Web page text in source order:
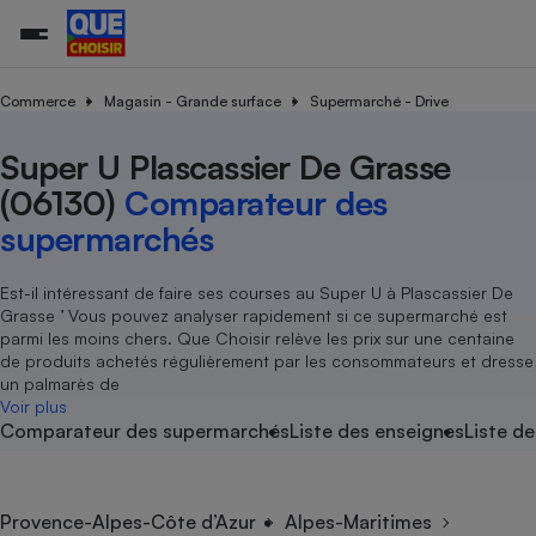
Commerce Magasin - Grande surface Supermarché - Drive
Super U Plascassier De Grasse
(06130) Comparateur des
supermarchés
Est-il intéressant de faire ses courses au Super U à Plascassier De
Grasse ’ Vous pouvez analyser rapidement si ce supermarché est
parmi les moins chers. Que Choisir relève les prix sur une centaine
de produits achetés régulièrement par les consommateurs et dresse
un palmarès de
Voir plus
Comparateur des supermarchésListe des enseignesListe
Provence-Alpes-Côte d’Azur
Alpes-Maritimes
Additifs
Agriculture
Produit alimentaire
Achat - Vente - Location
Carburant
Magasin - Grande surface
Marketing - Fidélisation
Organismes de défense
Système judiciaire
Air
Eau
Achat - Vente - Travaux
Location
Sport
Vacances - Tourisme
électrique
Démarche administrative
Senior
Service marchand
Train
Transport aérien
Toutes les actualités
Enquêtes
Guides d'achat
Conseils
Brèves
Tous les services
Soumettre un litige
Lettres types
Rencontrer une association locale
Tous nos combats
Nos actions
Nos grandes victoires
Les billets de la présidente
Nos associations locales
Nous rejoindre
En savoir plus sur Que Choisir Ensemble
nous ?
L’association
Nos missions
Notre méthodologie
Notre financement
Nos partenaires
Nous rejoindre